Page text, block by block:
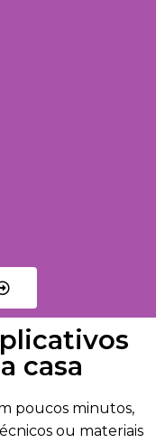
casa
poucos minutos,
ou materiais